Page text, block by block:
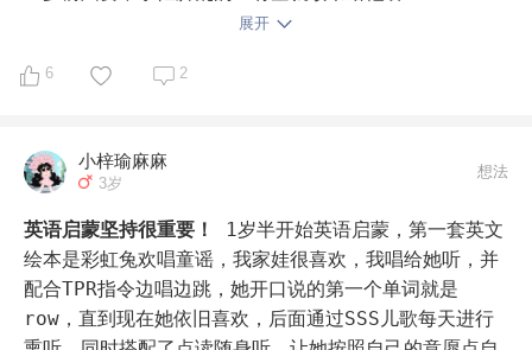
包括一些布书
近点的十来里路
远点的40公里
😅😅😅
想想都觉得自己太能折腾了
晚上睡前雷打不动亲子阅读时间
开始自己读给他听
展开
6 2
小梓瑜麻麻
3岁
想法
英语启蒙坚持很重要！
1岁半开始英语启蒙，第一套英文
绘本是彩虹兔欢唱童谣，我家娃很喜欢，我唱给她听，并
配合TPR指令边唱边跳，她开口说的第一个单词就是
row，直到现在她依旧喜欢，后面通过SSS儿歌每天进行